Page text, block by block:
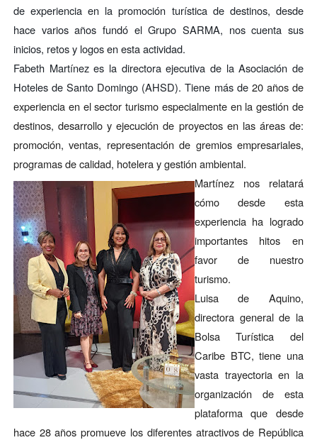
de experiencia en la promoción turística de destinos, desde
hace varios años fundó el Grupo SARMA, nos cuenta sus
inicios, retos y logos en esta actividad.
Fabeth Martínez es la directora ejecutiva de la Asociación de
Hoteles de Santo Domingo (AHSD). Tiene más de 20 años de
experiencia en el sector turismo especialmente en la gestión de
destinos, desarrollo y ejecución de proyectos en las áreas de:
promoción, ventas, representación de gremios empresariales,
programas de calidad, hotelera y gestión ambiental.
Martínez nos relatará
cómo desde esta
experiencia ha logrado
importantes hitos en
favor de nuestro
turismo.
Luisa de Aquino,
directora general de la
Bolsa Turística del
Caribe BTC, tiene una
vasta trayectoria en la
organización de esta
plataforma que desde
hace 28 años promueve los diferentes atractivos de República